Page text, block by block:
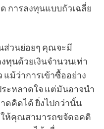
การลงทุนแบบถัวเฉลี่ย
ส่วนย่อยๆ คุณจะมี
ทุนด้วยเงินจำนวนเท่า
ม้ว่าการเข้าซื้ออย่าง
ระหลาดใจ แต่มันอาจนำ
คิดได้ ยิ่งไปกว่านั้น
ให้คุณสามารถขจัดอคติ